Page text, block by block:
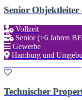
Senior Objektleiter
Vollzeit
Senior (>6 Jahren
Gewerbe
Hamburg und
Technischer